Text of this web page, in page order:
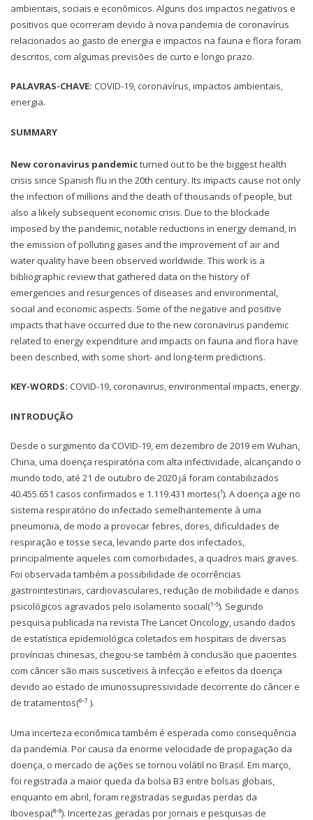
ambientais, sociais e econômicos. Alguns dos impactos negativos e
positivos que ocorreram devido à nova pandemia de coronavírus
relacionados ao gasto de energia e impactos na fauna e flora foram
descritos, com algumas previsões de curto e longo prazo.
PALAVRAS-CHAVE: COVID-19, coronavírus, impactos ambientais,
energia.
SUMMARY
New coronavirus pandemicturned out to be the biggest health
crisis since Spanish flu in the 20th century. Its impacts cause not only
the infection of millions and the death of thousands of people, but
also a likely subsequent economic crisis. Due to the blockade
imposed by the pandemic, notable reductions in energy demand, in
the emission of polluting gases and the improvement of air and
water quality have been observed worldwide. This work is a
bibliographic review that gathered data on the history of
emergencies and resurgences of diseases and environmental,
social and economic aspects. Some of the negative and positive
impacts that have occurred due to the new coronavirus pandemic
related to energy expenditure and impacts on fauna and flora have
been described, with some short- and long-term predictions.
KEY-WORDS: COVID-19, coronavirus, environmental impacts, energy.
INTRODUÇÃO
Desde o surgimento da COVID-19, em dezembro de 2019 em Wuhan,
China, uma doença respiratória com alta infectividade, alcançando o
mundo todo, até 21 de outubro de 2020 já foram contabilizados
40.455.651 casos confirmados e 1.119.431 mortes(¹). A doença age no
sistema respiratório do infectado semelhantemente à uma
pneumonia, de modo a provocar febres, dores, dificuldades de
respiração e tosse seca, levando parte dos infectados,
principalmente aqueles com comorbidades, a quadros mais graves.
Foi observada também a possibilidade de ocorrências
gastrointestinais, cardiovasculares, redução de mobilidade e danos
psicológicos agravados pelo isolamento social(¹⁻⁵). Segundo
pesquisa publicada na revista The Lancet Oncology, usando dados
de estatística epidemiológica coletados em hospitais de diversas
províncias chinesas, chegou-se também à conclusão que pacientes
com câncer são mais suscetíveis à infecção e efeitos da doença
devido ao estado de imunossupressividade decorrente do câncer e
de tratamentos(⁶⁻⁷ ).
Uma incerteza econômica também é esperada como consequência
da pandemia. Por causa da enorme velocidade de propagação da
doença, o mercado de ações se tornou volátil no Brasil. Em março,
foi registrada a maior queda da bolsa B3 entre bolsas globais,
enquanto em abril, foram registradas seguidas perdas da
Ibovespa(⁸⁻⁹). Incertezas geradas por jornais e pesquisas de